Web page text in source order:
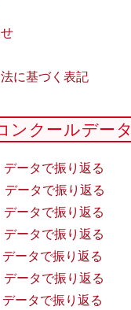
に基づく表記
ンクールデータ
データで振り返る
データで振り返る
データで振り返る
データで振り返る
データで振り返る
データで振り返る
データで振り返る